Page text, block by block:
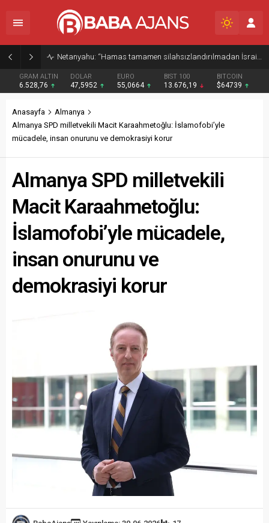
Netanyahu: “Hamas tamamen silahsızlandırılmadan İsrail Gazze’den çekilmeyecek”
GRAM ALTIN
6.528,76
DOLAR
47,5952
EURO
55,0664
BIST 100
13.676,19
BITCOIN
$64739
Anasayfa
Almanya
Almanya SPD milletvekili Macit Karaahmetoğlu: İslamofobi’yle
mücadele, insan onurunu ve demokrasiyi korur
Almanya SPD milletvekili
Macit Karaahmetoğlu:
İslamofobi’yle mücadele,
insan onurunu ve
demokrasiyi korur